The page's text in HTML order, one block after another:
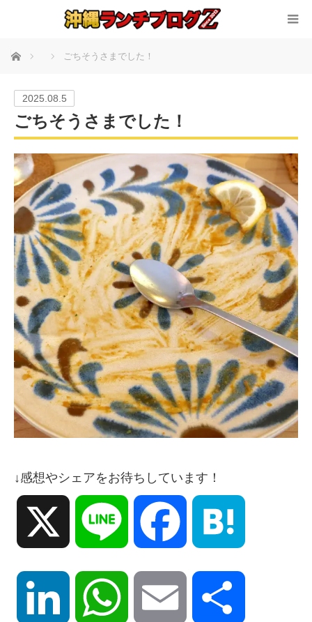
ホーム ごちそうさまでした！
2025.08.5
ごちそうさまでした！
↓感想やシェアをお待ちしています！
Line Facebook
LinkedIn WhatsApp Email